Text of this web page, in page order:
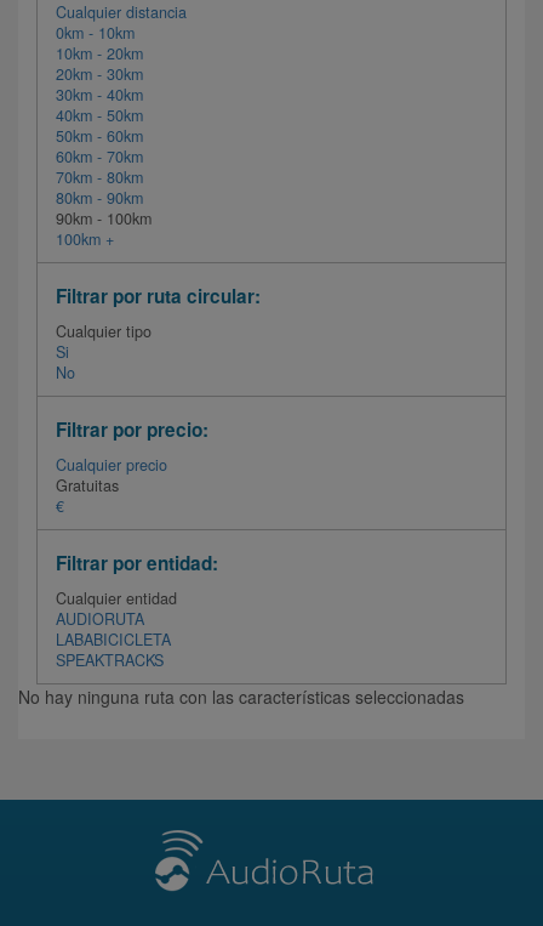
Cualquier distancia
0km - 10km
10km - 20km
20km - 30km
30km - 40km
40km - 50km
50km - 60km
60km - 70km
70km - 80km
80km - 90km
90km - 100km
100km +
Filtrar por ruta circular:
Cualquier tipo
Si
No
Filtrar por precio:
Cualquier precio
Gratuitas
€
Filtrar por entidad:
Cualquier entidad
AUDIORUTA
LABABICICLETA
SPEAKTRACKS
No hay ninguna ruta con las características seleccionadas